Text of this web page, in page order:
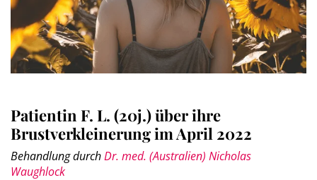
Patientin F. L. (20j.) über ihre
Brustverkleinerung im April 2022
Behandlung durchDr. med. (Australien) Nicholas
Waughlock